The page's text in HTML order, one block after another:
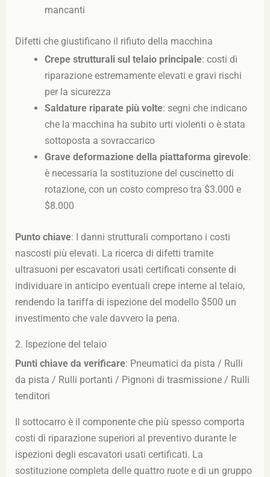
mancanti
Difetti che giustificano il rifiuto della macchina
Crepe strutturali sul telaio principale: costi di
riparazione estremamente elevati e gravi rischi
per la sicurezza
Saldature riparate più volte: segni che indicano
che la macchina ha subito urti violenti o è stata
sottoposta a sovraccarico
Grave deformazione della piattaforma girevole:
è necessaria la sostituzione del cuscinetto di
rotazione, con un costo compreso tra $3.000 e
$8.000
Punto chiave: I danni strutturali comportano i costi
nascosti più elevati. La ricerca di difetti tramite
ultrasuoni per escavatori usati certificati consente di
individuare in anticipo eventuali crepe interne al telaio,
rendendo la tariffa di ispezione del modello $500 un
investimento che vale davvero la pena.
2. Ispezione del telaio
Punti chiave da verificare: Pneumatici da pista / Rulli
da pista / Rulli portanti / Pignoni di trasmissione / Rulli
tenditori
Il sottocarro è il componente che più spesso comporta
costi di riparazione superiori al preventivo durante le
ispezioni degli escavatori usati certificati. La
sostituzione completa delle quattro ruote e di un gruppo